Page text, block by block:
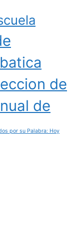
de
de
por su Palabra: Hoy